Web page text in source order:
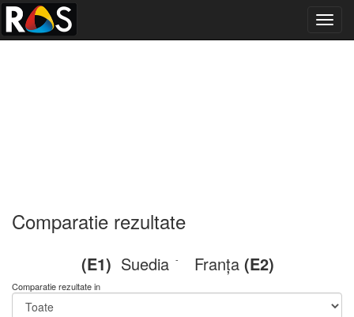
Comparatie rezultate
(E1) Suedia - Franța (E2)
Comparatie rezultate in